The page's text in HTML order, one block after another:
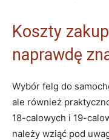
Koszty
naprawdę
Wybór felg do
ale‍ również
18-calowych i⁤ 19-
należy wziąć pod